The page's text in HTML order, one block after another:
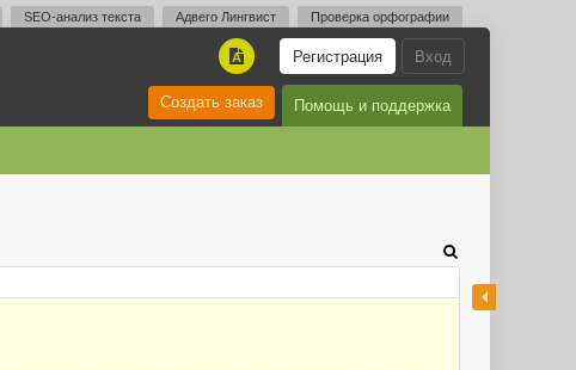
SEO-анализ текста Адвего Лингвист Проверка орфографии
Вход
Регистрация
A
Помощь и поддержка
Создать заказ